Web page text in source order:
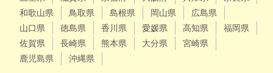
和歌山県
鳥取県 島根県 岡山県
広島県
山口県
徳島県 香川県 愛媛県 高知県
福岡県
佐賀県
長崎県 熊本県 大分県
宮崎県
鹿児島県
沖縄県